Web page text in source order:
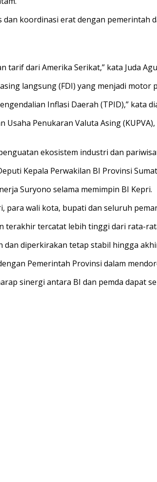
koordinasi erat dengan
dari Amerika Serikat,” kata Juda
langsung (FDI) yang menjadi motor
Inflasi Daerah (TPID),” kata
Penukaran Valuta Asing
ekosistem industri dan
Kepala Perwakilan BI Provinsi
Suryono selama memimpin BI Kepri.
wali kota, bupati dan seluruh
terakhir tercatat lebih tinggi dari rata-
dan diperkirakan tetap stabil hingga
Pemerintah Provinsi dalam
sinergi antara BI dan pemda dapat